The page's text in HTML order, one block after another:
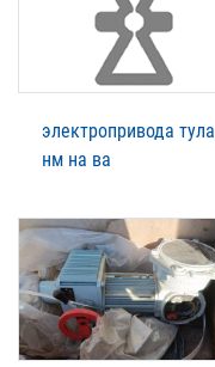
электропривода тула
нм на ва